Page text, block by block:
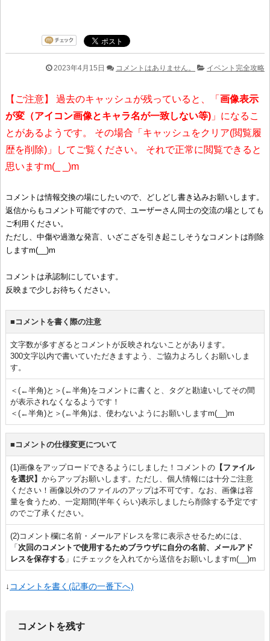
2023年4月15日 コメントはありません。 イベント完全攻略
【ご注意】 過去のキャッシュが残っていると、「 画像表示
が変（アイコン画像とキャラ名が一致しない等) 」になるこ
とがあるようです。 その場合「キャッシュをクリア(閲覧履
歴を削除)」してご覧ください。 それで正常に閲覧できると
思いますm(_ _)m
コメントは情報交換の場にしたいので、どしどし書き込みお願いします。
返信からもコメント可能ですので、ユーザーさん同士の交流の場としても
ご利用ください。
ただし、中傷や過激な発言、いざこざを引き起こしそうなコメントは削除
しますm(__)m
コメントは承認制にしています。
反映まで少しお待ちください。
■コメントを書く際の注意
文字数が多すぎるとコメントが反映されないことがあります。
300文字以内で書いていただきますよう、ご協力よろしくお願いしま
す。
＜(←半角)と＞(←半角)をコメントに書くと、タグと勘違いしてその間
が表示されなくなるようです！
＜(←半角)と＞(←半角)は、使わないようにお願いしますm(__)m
■コメントの仕様変更について
(1)画像をアップロードできるようにしました！コメントの【ファイル
を選択】 からアップお願いします。ただし、個人情報には十分ご注意
ください！画像以外のファイルのアップは不可です。なお、画像は容
量を食うため、一定期間(半年くらい)表示しましたら削除する予定です
のでご了承ください。
(2)コメント欄に名前・メールアドレスを常に表示させるためには、
「 次回のコメントで使用するためブラウザに自分の名前、メールアド
レスを保存する 」にチェックを入れてから送信をお願いしますm(__)m
↓ コメントを書く(記事の一番下へ)
コメントを残す